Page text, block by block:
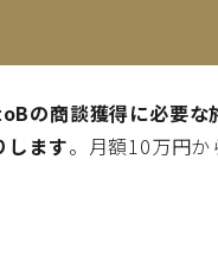
の商談獲得に必要な
します。月額10万円